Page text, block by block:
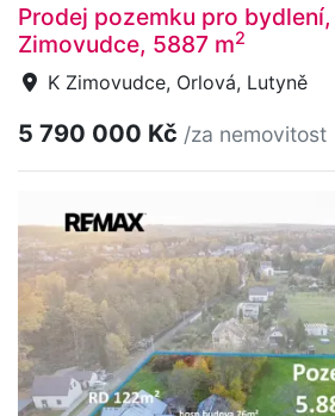
Prodej pozemku pro
Zimovudce, 5887 m2
K Zimovudce, Orlová, Lutyně
5 790 000 Kč /za nemovitost